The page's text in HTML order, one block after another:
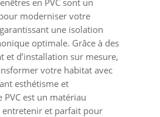
en PVC sont un
moderniser votre
une isolation
optimale. Grâce à des
et d’installation sur mesure,
votre habitat avec
esthétisme et
PVC est un matériau
entretenir et parfait pour